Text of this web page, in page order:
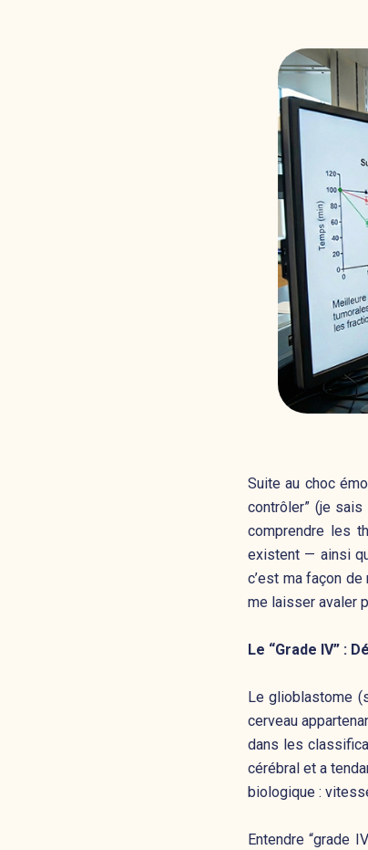
Suite au choc
contrôler” (je
comprendre les
existent — ainsi
c’est ma façon
me laisser avaler
Le “Grade IV” :
Le glioblastome
cerveau
dans les
cérébral et a
biologique :
Entendre “grade